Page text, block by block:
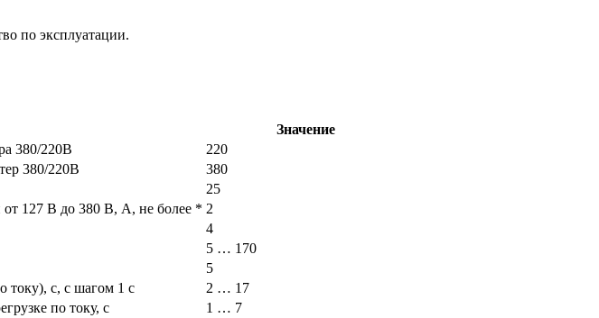
по эксплуатации.
Значение
380/220В
220
380/220В
380
25
127 В до 380 В, А, не более * 2
4
5 … 170
5
току), с, с шагом 1 с
2 … 17
по току, с
1 … 7